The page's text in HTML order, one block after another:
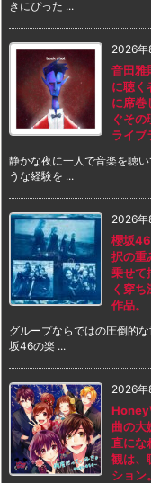
きにぴった ...
2026年
音田雅
に聴く
に席巻
ぐそ
ライブ
静かな夜に一人で音楽を聴
うな経験を ...
2026年
櫻坂
択の重
乗せて
く穿
作品。
グループならではの圧倒的
坂46の楽 ...
2026年
曲の大
直にな
観は、
ション。